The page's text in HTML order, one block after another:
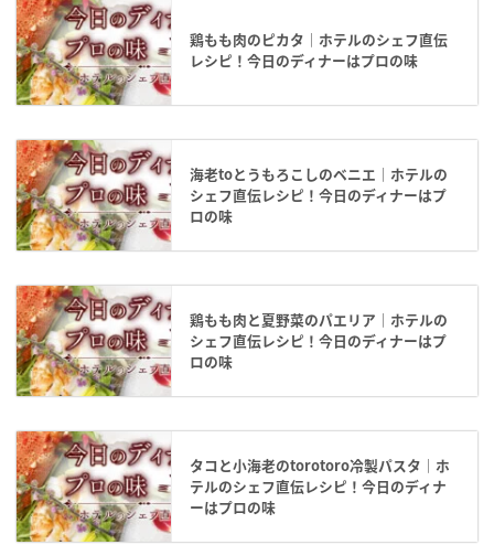
鶏もも肉のピカタ｜ホテルのシェフ直伝
レシピ！今日のディナーはプロの味
海老toとうもろこしのベニエ｜ホテルの
シェフ直伝レシピ！今日のディナーはプ
ロの味
鶏もも肉と夏野菜のパエリア｜ホテルの
シェフ直伝レシピ！今日のディナーはプ
ロの味
タコと小海老のtorotoro冷製パスタ｜ホ
テルのシェフ直伝レシピ！今日のディナ
ーはプロの味